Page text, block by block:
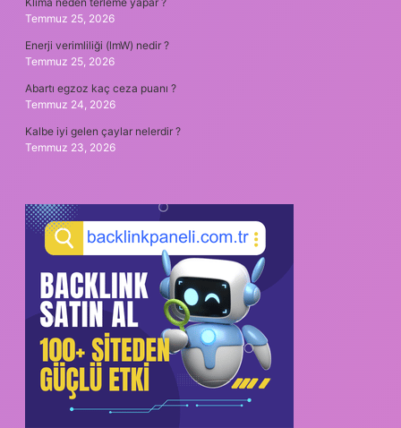
Temmuz 25, 2026
Enerji verimliliği (lmW) nedir ?
Temmuz 25, 2026
Abartı egzoz kaç ceza puanı ?
Temmuz 24, 2026
Kalbe iyi gelen çaylar nelerdir ?
Temmuz 23, 2026